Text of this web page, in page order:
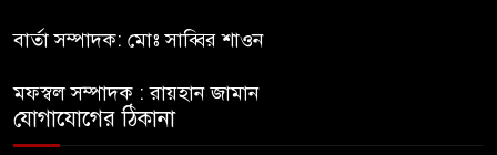
৯
বার্তা সম্পাদক: মোঃ সাব্বির শাওন
মফস্বল সম্পাদক : রায়হান জামান
যোগাযোগের ঠিকানা